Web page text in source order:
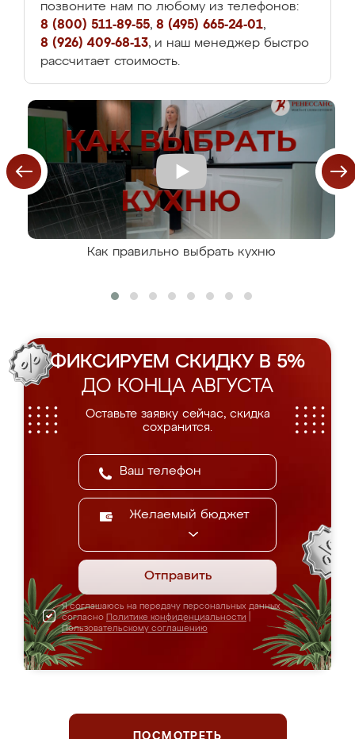
позвоните нам по любому из телефонов:
8 (800) 511-89-55, 8 (495) 665-24-01,
8 (926) 409-68-13, и наш менеджер быстро
рассчитает стоимость.
Как правильно выбрать кухню
ФИКСИРУЕМ СКИДКУ В 5%
ДО КОНЦА АВГУСТА
Оставьте заявку сейчас, скидка
сохранится.
Желаемый бюджет
Отправить
Я соглашаюсь на передачу персональных данных
согласно Политике конфиденциальности
Пользовательскому соглашению
ПОСМОТРЕТЬ